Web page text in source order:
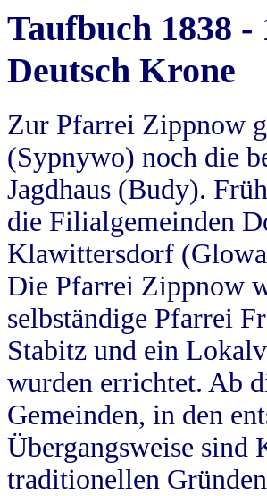
Taufbuch 1838
Deutsch Krone
Zur Pfarrei Zippnow
(Sypnywo) noch die
Jagdhaus (Budy).
die Filialgemeinden
Klawittersdorf
Die Pfarrei Zippnow
selbständige Pfarrei
Stabitz und ein
wurden errichtet. Ab
Gemeinden, in den
Übergangsweise sind
traditionellen